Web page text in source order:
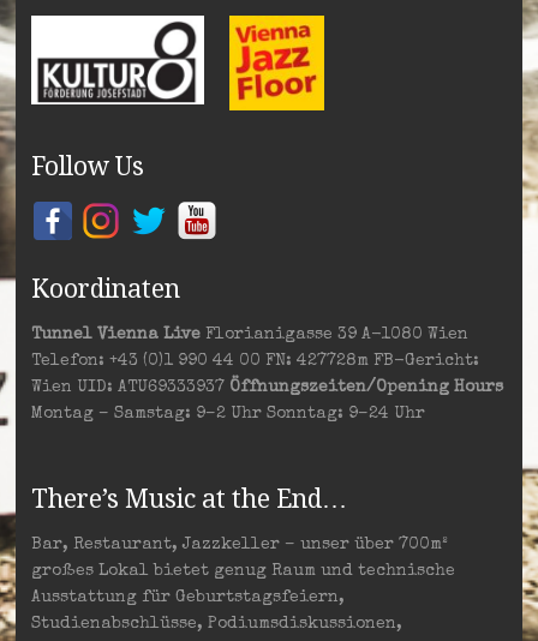
Follow Us
Koordinaten
Tunnel Vienna LiveFlorianigasse 39 A-1080 Wien
Telefon: +43 (0)1 990 44 00 FN: 427728m FB-Gericht:
Wien UID: ATU69333937 Öffnungszeiten/Opening Hours
Montag – Samstag: 9–2 Uhr Sonntag: 9–24 Uhr
There’s Music at the End…
Bar, Restaurant, Jazzkeller – unser über 700m²
großes Lokal bietet genug Raum und technische
Ausstattung für Geburtstagsfeiern,
Studienabschlüsse, Podiumsdiskussionen,